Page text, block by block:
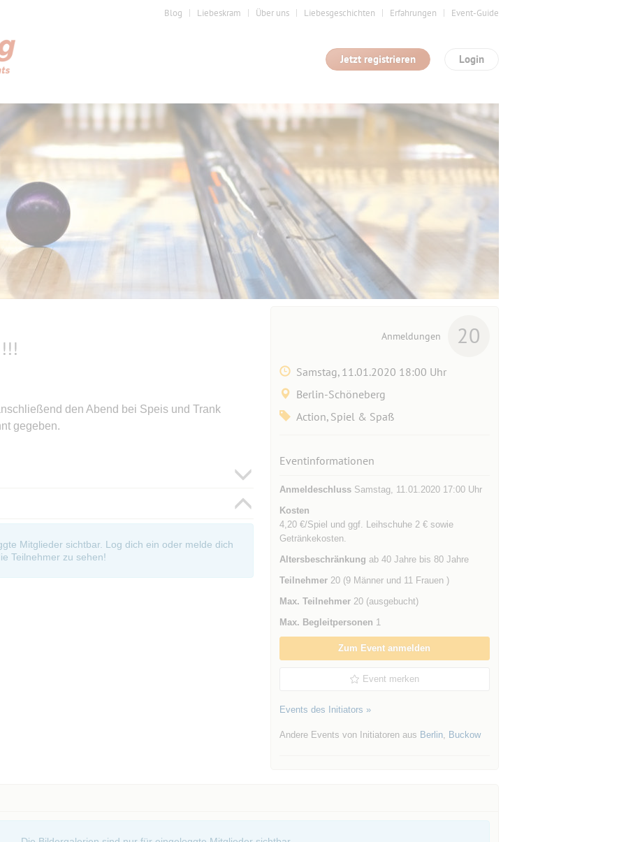
Blog Liebeskram Über uns Liebesgeschichten Erfahrungen Event-Guide
Login
Jetzt registrieren
den Abend bei Speis und Trank
gegeben.
Mitglieder sichtbar. Log dich ein oder melde dich
Teilnehmer zu sehen!
Anmeldungen 20
Samstag, 11.01.2020 18:00 Uhr
Berlin-Schöneberg
Action, Spiel & Spaß
Eventinformationen
AnmeldeschlussSamstag, 11.01.2020 17:00 Uhr
Kosten
4,20 €/Spiel und ggf. Leihschuhe 2 € sowie
Getränkekosten.
Altersbeschränkung ab 40 Jahre bis 80 Jahre
Teilnehmer20 (9 Männer und 11 Frauen )
Max. Teilnehmer20 (ausgebucht)
Max. Begleitpersonen 1
Zum Event anmelden
Event merken
Events des Initiators »
Andere Events von Initiatoren aus Berlin, Buckow